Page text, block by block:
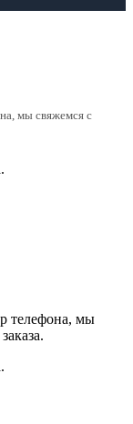
мы свяжемся с
телефона, мы